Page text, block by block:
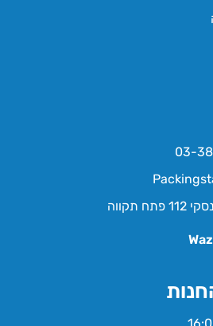
תקווה